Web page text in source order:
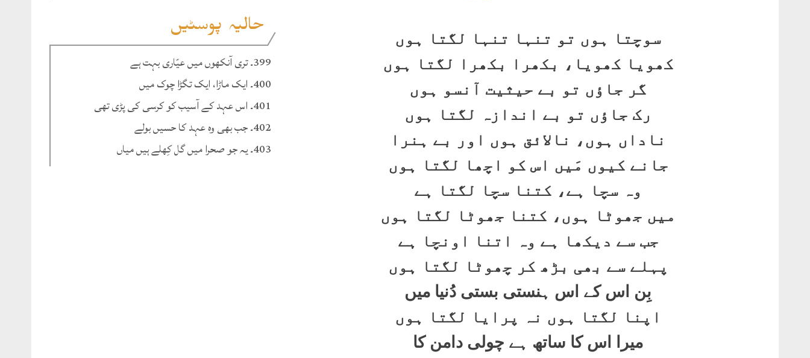
حالیہ پوسٹیں
399۔ تری آنکھوں میں عیّاری بہت ہے
400۔ ایک ماڑا، ایک تگڑا چوک میں
401۔ اس عہد کے آسیب کو کرسی کی پڑی تھی
402۔ جب بھی وہ عہد کا حسیں بولے
403۔ یہ جو صحرا میں گل کِھلے ہیں میاں
سوچتا ہوں تو تنہا تنہا لگتا ہوں
کھویا کھویا، بکھرا بکھرا لگتا ہوں
گر جاؤں تو بے حیثیت آنسو ہوں
رک جاؤں تو بے اندازہ لگتا ہوں
ناداں ہوں، نالائق ہوں اور بے ہنرا
جانے کیوں مَیں اس کو اچھا لگتا ہوں
وہ سچا ہے، کتنا سچا لگتا ہے
میں جھوٹا ہوں، کتنا جھوٹا لگتا ہوں
جب سے دیکھا ہے وہ اتنا اونچا ہے
پہلے سے بھی بڑھ کر چھوٹا لگتا ہوں
بِن اس کے اس ہنستی بستی دُنیا میں
اپنا لگتا ہوں نہ پرایا لگتا ہوں
میرا اس کا ساتھ ہے چولی دامن کا